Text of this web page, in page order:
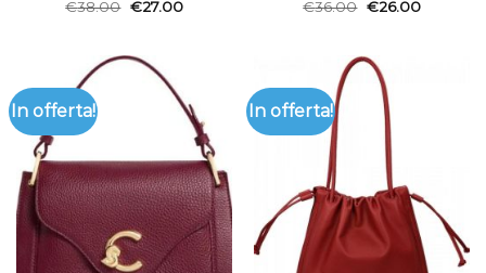
€38.00 €27.00
€36.00 €26.00
In offerta! In offerta!